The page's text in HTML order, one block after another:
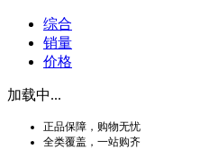
综合
销量
价格
加载中...
正品保障，购物无忧
全类覆盖，一站购齐